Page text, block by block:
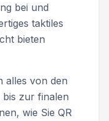
bei und
taktiles
bieten
alles von den
zur finalen
wie Sie QR